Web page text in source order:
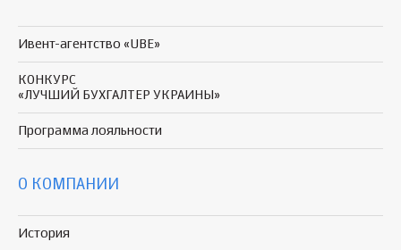
Ивент-агентство «UBE»
КОНКУРС
«ЛУЧШИЙ БУХГАЛТЕР УКРАИНЫ»
Программа лояльности
О КОМПАНИИ
История